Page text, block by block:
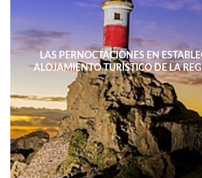
LAS PERNOCTACIONES EN
ALOJAMIENTO TURÍSTICO DE LA
DISMINUYERON 15,4%